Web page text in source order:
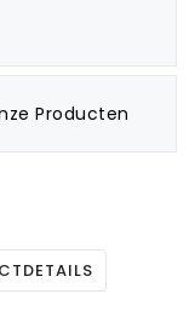
Producten